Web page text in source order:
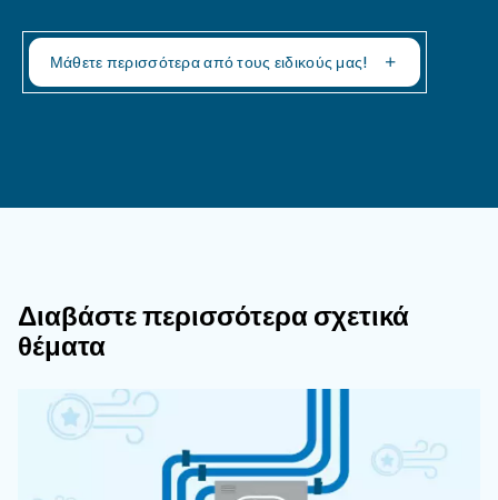
Παρακάτω θα βρείτε μια λίστα με τα συνήθη
βρίσκετε πεπιεσμένο αέρα:
● Αυτοκίνητα
● Σχεδιασμός